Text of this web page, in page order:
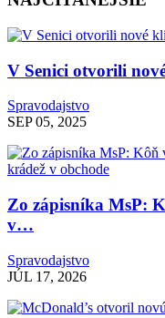
V Senici otvorili
Spravodajstvo
SEP 05, 2025
Zo zápisníka MsP:
v…
Spravodajstvo
JÚL 17, 2026